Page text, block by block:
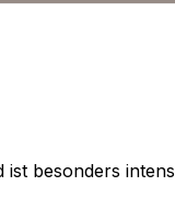
besonders